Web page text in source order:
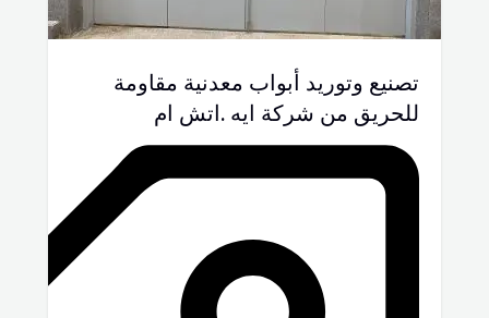
تصنيع وتوريد أبواب معدنية مقاومة
للحريق من شركة ايه .اتش ام